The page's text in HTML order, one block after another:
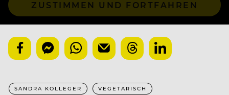
ZUSTIMMEN UND FORTFAHREN
SANDRA KOLLEGER VEGETARISCH